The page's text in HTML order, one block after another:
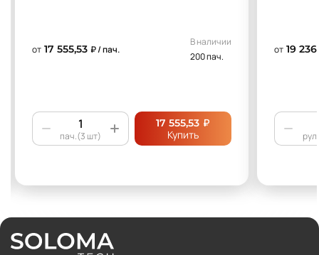
от 17 555,53 ₽ / пач.
В наличии
200 пач.
пач.(3 шт)
17 555,53 ₽
Купить
от 19